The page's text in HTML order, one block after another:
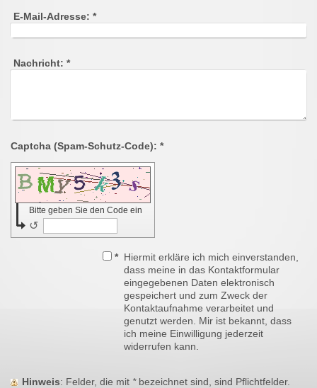
E-Mail-Adresse: *
Nachricht: *
Captcha (Spam-Schutz-Code): *
Bitte geben Sie den Code ein
↺
* Hiermit erkläre ich mich einverstanden,
dass meine in das Kontaktformular
eingegebenen Daten elektronisch
gespeichert und zum Zweck der
Kontaktaufnahme verarbeitet und
genutzt werden. Mir ist bekannt, dass
ich meine Einwilligung jederzeit
widerrufen kann.
Hinweis : Felder, die mit *bezeichnet sind, sind Pflichtfelder.